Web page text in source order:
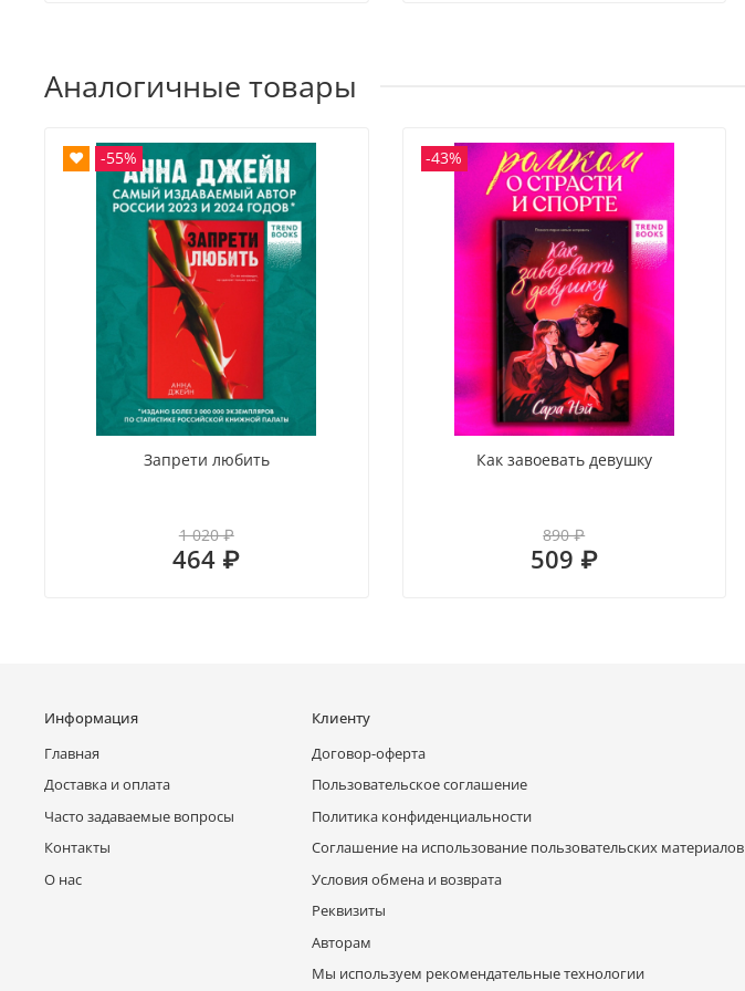
Аналогичные товары
❤ -55%
Запрети любить
1 020 ₽
464 ₽
-43%
Как завоевать девушку
890 ₽
509 ₽
Информация
Главная
Доставка и оплата
Часто задаваемые вопросы
Контакты
О нас
Клиенту
Договор-оферта
Пользовательское соглашение
Политика конфиденциальности
Соглашение на использование пользовательских материалов
Условия обмена и возврата
Реквизиты
Авторам
Мы используем рекомендательные технологии